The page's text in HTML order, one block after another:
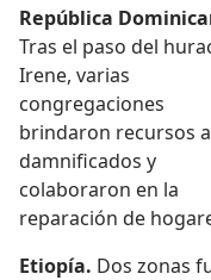
República
Tras el paso del
Irene, varias
congregaciones
brindaron recursos
damnificados y
colaboraron en la
reparación de
Etiopía. Dos zonas